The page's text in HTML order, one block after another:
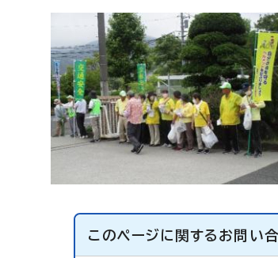
このページに関する お問い